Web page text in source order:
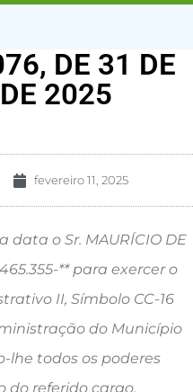
DE 31 DE
2025
fevereiro 11, 2025
o Sr. MAURÍCIO DE
** para exercer o
II, Símbolo CC-16
do Município
lhe todos os poderes
do referido cargo.